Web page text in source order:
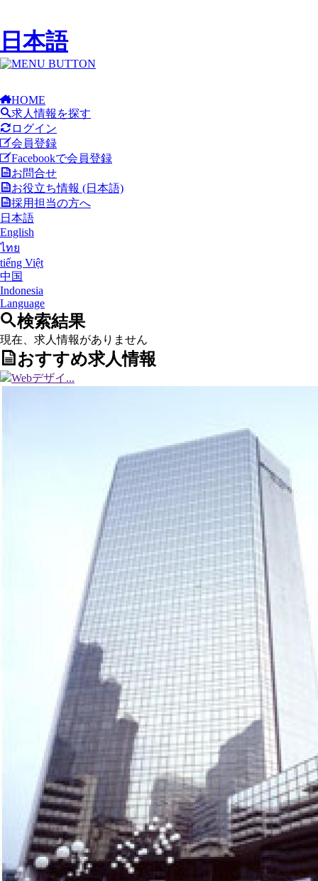
日本語
HOME
求人情報を探す
ログイン
会員登録
Facebookで会員登録
お問合せ
お役立ち情報 (日本語)
採用担当の方へ
日本語
English
ไทย
tiếng Việt
中国
Indonesia
Language
検索結果
現在、求人情報がありません
おすすめ求人情報
Webデザイ...